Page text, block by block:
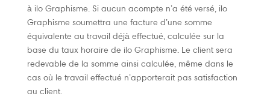
à ilo Graphisme. Si aucun acompte n’a été versé, ilo
Graphisme soumettra une facture d’une somme
équivalente au travail déjà effectué, calculée sur la
base du taux horaire de ilo Graphisme. Le client sera
redevable de la somme ainsi calculée, même dans le
cas où le travail effectué n’apporterait pas satisfaction
au client.